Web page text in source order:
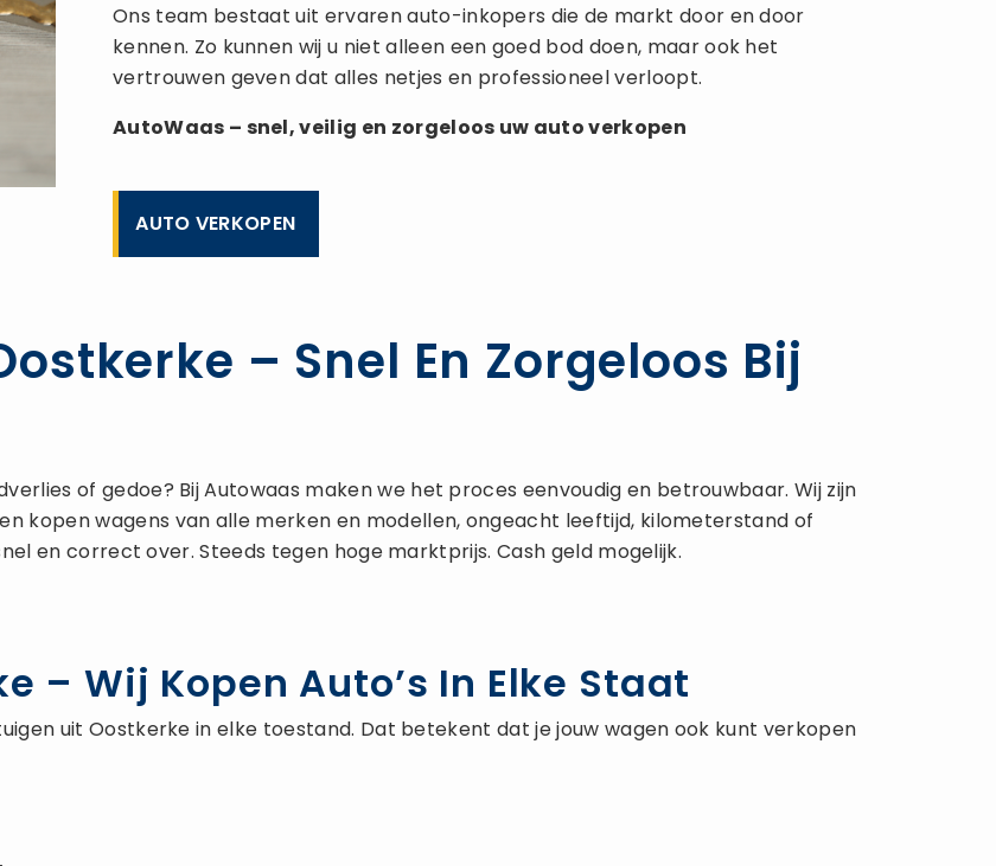
Ons team bestaat uit ervaren auto-inkopers die de markt door en door
kennen. Zo kunnen wij u niet alleen een goed bod doen, maar ook het
vertrouwen geven dat alles netjes en professioneel verloopt.
AutoWaas – snel, veilig en zorgeloos uw auto verkopen
AUTO VERKOPEN
– Snel En Zorgeloos Bij
of gedoe? Bij Autowaas maken we het proces eenvoudig en betrouwbaar. Wij zijn
kopen wagens van alle merken en modellen, ongeacht leeftijd, kilometerstand of
en correct over. Steeds tegen hoge marktprijs. Cash geld mogelijk.
– Wij Kopen Auto’s In Elke Staat
uit Oostkerke in elke toestand. Dat betekent dat je jouw wagen ook kunt verkopen